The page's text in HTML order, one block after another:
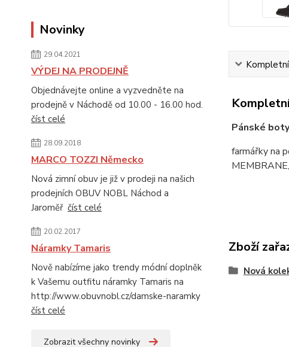
Novinky
29.04.2021
VÝDEJ NA PRODEJNĚ
Objednávejte online a vyzvedněte na
prodejně v Náchodě od 10.00 - 16.00 hod.
číst celé
28.09.2018
MARCO TOZZI Německo
Nová zimní obuv je již v prodeji na našich
prodejních OBUV NOBL Náchod a
Jaroměř číst celé
20.02.2017
Náramky Tamaris
Nově nabízíme jako trendy módní doplněk
k Vašemu outfitu náramky Tamaris na
http://www.obuvnobl.cz/damske-naramky
číst celé
Zobrazit všechny novinky
Pánské
farmářky na
Zboží
Nová